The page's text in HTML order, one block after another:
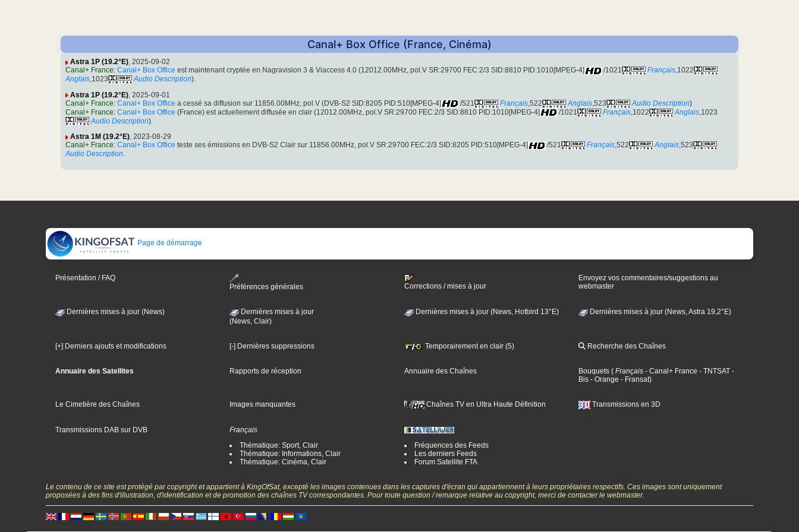
Canal+ Box Office (France, Cinéma)
Astra 1P (19.2°E), 2025-09-02
Canal+ France: Canal+ Box Office est maintenant cryptée en Nagravision 3 & Viaccess 4.0 (12012.00MHz, pol.V SR:29700 FEC:2/3 SID:8810 PID:1010[MPEG-4] /1021 Français,1022
Anglais,1023 Audio Description).
Astra 1P (19.2°E), 2025-09-01
Canal+ France: Canal+ Box Office a cessé sa diffusion sur 11856.00MHz, pol.V (DVB-S2 SID:8205 PID:510[MPEG-4] /521 Français,522 Anglais,523 Audio Description)
Canal+ France: Canal+ Box Office (France) est actuellement diffusée en clair (12012.00MHz, pol.V SR:29700 FEC:2/3 SID:8810 PID:1010[MPEG-4] /1021 Français ,1022 Anglais ,1023
Audio Description).
Astra 1M (19.2°E), 2023-08-29
Canal+ France: Canal+ Box Office teste ses émissions en DVB-S2 Clair sur 11856.00MHz, pol.V SR:29700 FEC:2/3 SID:8205 PID:510[MPEG-4] /521 Français,522 Anglais,523
Audio Description.
Page de démarrage
Présentation / FAQ
Préférences générales
Corrections / mises à jour
Envoyez vos commentaires/suggestions au
webmaster
Dernières mises à jour (News)
Dernières mises à jour
(News, Clair)
Dernières mises à jour (News, Hotbird 13°E) Dernières mises à jour (News, Astra 19,2°E)
[+] Derniers ajouts et modifications [-] Dernières suppressions Temporairement en clair (5) Recherche des Chaînes
Annuaire des Satellites Rapports de réception Annuaire des Chaînes Bouquets ( Français - Canal+ France - TNTSAT -
Bis - Orange - Fransat)
Le Cimetière des Chaînes Images manquantes Chaînes TV en Ultra Haute Définition Transmissions en 3D
Transmissions DAB sur DVB
Français
Thématique: Sport, Clair
Thématique: Informations, Clair
Thématique: Cinéma, Clair
Fréquences des Feeds
Les derniers Feeds
Forum Satellite FTA
Le contenu de ce site est protégé par copyright et appartient à KingOfSat, excepté les images contenues dans les captures d'écran qui appartiennent à leurs propriétaires respectifs. Ces images sont uniquement
proposées à des fins d'illustration, d'identification et de promotion des chaînes TV correspondantes. Pour toute question / remarque relative au copyright, merci de contacter le webmaster.